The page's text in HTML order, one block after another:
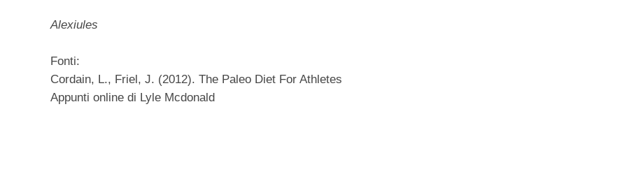
Alexiules
Fonti:
Cordain, L., Friel, J. (2012). The Paleo Diet For Athletes
Appunti online di Lyle Mcdonald